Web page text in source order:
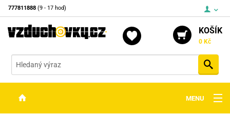
777811888 (9 - 17 hod)
KOŠÍK
0 Kč
MENU